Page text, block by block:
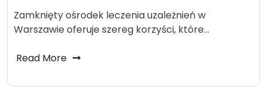
Zamknięty ośrodek leczenia uzależnień w
Warszawie oferuje szereg korzyści, które…
Read More